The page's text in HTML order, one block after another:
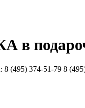
374-51-79 8 (495)